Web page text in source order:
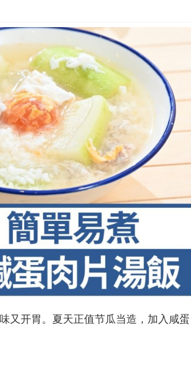
又开胃。夏天正值节瓜当造，加入咸蛋